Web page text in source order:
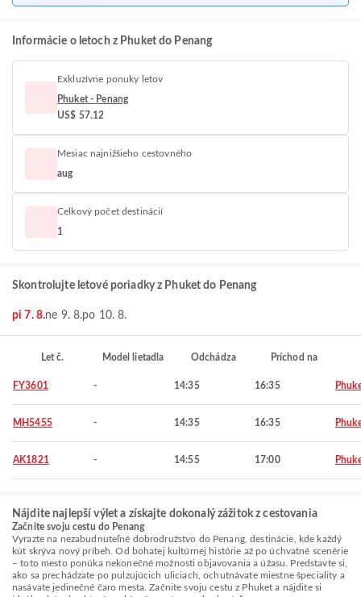
Informácie o letoch z Phuket do Penang
Exkluzívne ponuky letov
Phuket - Penang
US$ 57.12
Mesiac najnižšieho cestovného
aug
Celkový počet destinácií
1
Skontrolujte letové poriadky z Phuket do Penang
pi 7. 8.ne 9. 8.po 10. 8.
Let č. Model lietadla Odchádza Príchod na
FY3601 - 14:35 16:35
MH5455 - 14:35 16:35
AK1821 - 14:55 17:00
Nájdite najlepší výlet a získajte dokonalý zážitok z cestovania
Začnite svoju cestu do Penang
Vyrazte na nezabudnuteľné dobrodružstvo do Penang, destinácie, kde každý
kút skrýva nový príbeh. Od bohatej kultúrnej histórie až po úchvatné scenérie
– toto mesto ponúka nekonečné možnosti objavovania a úžasu. Predstavte si,
ako sa prechádzate po pulzujúcich uliciach, ochutnávate miestne špeciality a
nasávate jedinečné čaro mesta. Začnite svoju cestu z Phuket a nájdite si